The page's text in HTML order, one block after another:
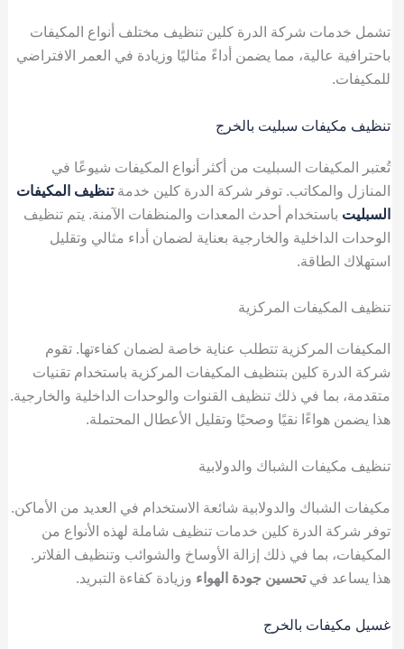
تشمل خدمات شركة الدرة كلين تنظيف مختلف أنواع المكيفات
باحترافية عالية، مما يضمن أداءً مثاليًا وزيادة في العمر الافتراضي
للمكيفات.
تنظيف مكيفات سبليت بالخرج
تُعتبر المكيفات السبليت من أكثر أنواع المكيفات شيوعًا في
المنازل والمكاتب. توفر شركة الدرة كلين خدمةتنظيف المكيفات
السبليت باستخدام أحدث المعدات والمنظفات الآمنة. يتم تنظيف
الوحدات الداخلية والخارجية بعناية لضمان أداء مثالي وتقليل
استهلاك الطاقة.
تنظيف المكيفات المركزية
المكيفات المركزية تتطلب عناية خاصة لضمان كفاءتها. تقوم
شركة الدرة كلين بتنظيف المكيفات المركزية باستخدام تقنيات
متقدمة، بما في ذلك تنظيف القنوات والوحدات الداخلية والخارجية.
هذا يضمن هواءًا نقيًا وصحيًا وتقليل الأعطال المحتملة.
تنظيف مكيفات الشباك والدولابية
مكيفات الشباك والدولابية شائعة الاستخدام في العديد من الأماكن.
توفر شركة الدرة كلين خدمات تنظيف شاملة لهذه الأنواع من
المكيفات، بما في ذلك إزالة الأوساخ والشوائب وتنظيف الفلاتر.
هذا يساعد فيتحسين جودة الهواء وزيادة كفاءة التبريد.
غسيل مكيفات بالخرج